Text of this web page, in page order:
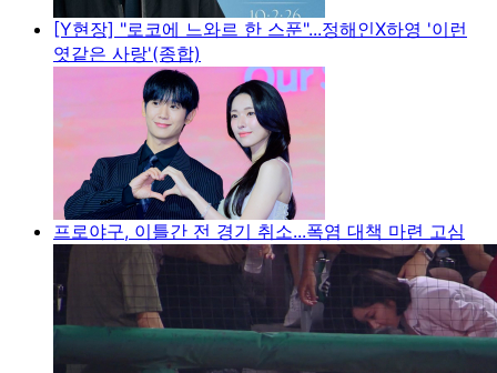
[Y현장] "로코에 느와르 한 스푼"...정해인X하영 '이런
엿같은 사랑'(종합)
프로야구, 이틀간 전 경기 취소...폭염 대책 마련 고심